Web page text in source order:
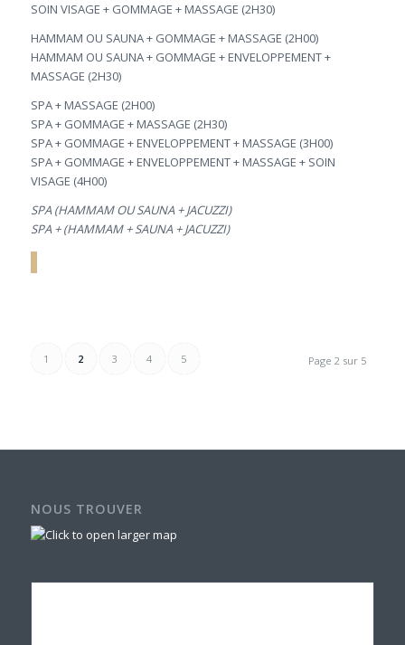
SOIN VISAGE + GOMMAGE + MASSAGE (2H30)
HAMMAM OU SAUNA + GOMMAGE + MASSAGE (2H00)
HAMMAM OU SAUNA + GOMMAGE + ENVELOPPEMENT +
MASSAGE (2H30)
SPA + MASSAGE (2H00)
SPA + GOMMAGE + MASSAGE (2H30)
SPA + GOMMAGE + ENVELOPPEMENT + MASSAGE (3H00)
SPA + GOMMAGE + ENVELOPPEMENT + MASSAGE + SOIN
VISAGE (4H00)
SPA (HAMMAM OU SAUNA + JACUZZI)
SPA + (HAMMAM + SAUNA + JACUZZI)
Page 2 sur 5
1 2 3 4 5
NOUS TROUVER